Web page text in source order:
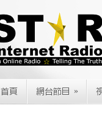
首頁 網台節目 »